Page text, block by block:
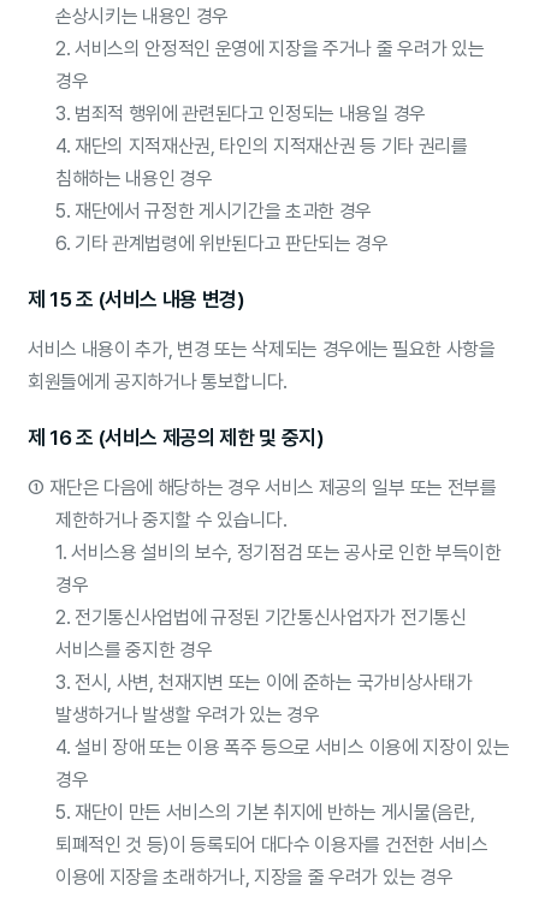
손상시키는 내용인 경우
2. 서비스의 안정적인 운영에 지장을 주거나 줄 우려가 있는
경우
3. 범죄적 행위에 관련된다고 인정되는 내용일 경우
4. 재단의 지적재산권, 타인의 지적재산권 등 기타 권리를
침해하는 내용인 경우
5. 재단에서 규정한 게시기간을 초과한 경우
6. 기타 관계법령에 위반된다고 판단되는 경우
제 15 조 (서비스 내용 변경)
서비스 내용이 추가, 변경 또는 삭제되는 경우에는 필요한 사항을
회원들에게 공지하거나 통보합니다.
제 16 조 (서비스 제공의 제한 및 중지)
① 재단은 다음에 해당하는 경우 서비스 제공의 일부 또는 전부를
제한하거나 중지할 수 있습니다.
1. 서비스용 설비의 보수, 정기점검 또는 공사로 인한 부득이한
경우
2. 전기통신사업법에 규정된 기간통신사업자가 전기통신
서비스를 중지한 경우
3. 전시, 사변, 천재지변 또는 이에 준하는 국가비상사태가
발생하거나 발생할 우려가 있는 경우
4. 설비 장애 또는 이용 폭주 등으로 서비스 이용에 지장이 있는
경우
5. 재단이 만든 서비스의 기본 취지에 반하는 게시물(음란,
퇴폐적인 것 등)이 등록되어 대다수 이용자를 건전한 서비스
이용에 지장을 초래하거나, 지장을 줄 우려가 있는 경우